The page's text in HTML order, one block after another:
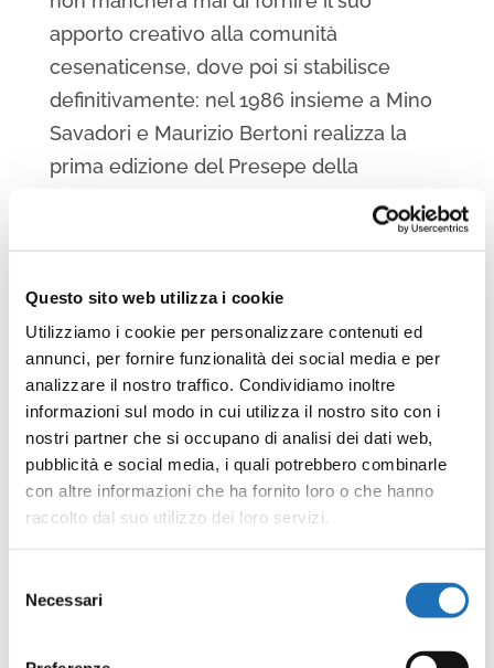
Questo sito web utilizza i cookie
Utilizziamo i cookie per personalizzare contenuti ed
annunci, per fornire funzionalità dei social media e per
analizzare il nostro traffico. Condividiamo inoltre
informazioni sul modo in cui utilizza il nostro sito con i
nostri partner che si occupano di analisi dei dati web,
pubblicità e social media, i quali potrebbero combinarle
con altre informazioni che ha fornito loro o che hanno
raccolto dal suo utilizzo dei loro servizi.
delNecessari
apporto creativo alla comunità
cesenaticense, dove poi si stabilisce
definitivamente: nel 1986 insieme a Mino
Savadori e Maurizio Bertoni realizza la
prima edizione del Presepe della
Marineria sulla barche tradizionali del
museo; nel 1999 i suoi disegni di alberi
protagonisti della seconda edizione delle
Tende al mare; per alcuni anni ha la
direzione artistica del Teatro Comunale,
ideando una formula che agli spettacoli
associa incontri ed eventi culturali; nel
2010 progetta l’originale Albero del mare,
realizzato poi con una vela composta da
luci colorate.